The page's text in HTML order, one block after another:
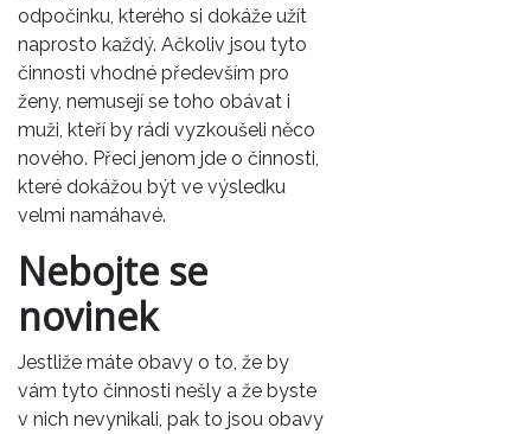
odpočinku, kterého si dokáže užít
naprosto každý. Ačkoliv jsou tyto
činnosti vhodné především pro
ženy, nemusejí se toho obávat i
muži, kteří by rádi vyzkoušeli něco
nového. Přeci jenom jde o činnosti,
které dokážou být ve výsledku
velmi namáhavé.
Nebojte se
novinek
Jestliže máte obavy o to, že by
vám tyto činnosti nešly a že byste
v nich nevynikali, pak to jsou obavy